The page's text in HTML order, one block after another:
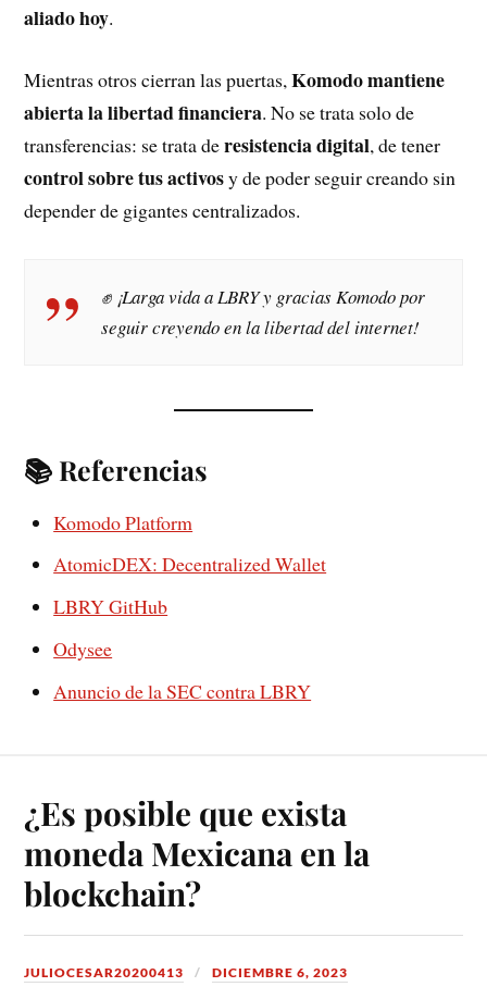
aliado hoy.
Mientras otros cierran las puertas,Komodo mantiene
abierta la libertad financiera. No se trata solo de
transferencias: se trata deresistencia digital, de tener
control sobre tus activosy de poder seguir creando sin
depender de gigantes centralizados.
✊ ¡Larga vida a LBRY y gracias Komodo por
seguir creyendo en la libertad del internet!
📚 Referencias
Komodo Platform
AtomicDEX: Decentralized Wallet
LBRY GitHub
Odysee
Anuncio de la SEC contra LBRY
¿Es posible que exista
moneda Mexicana en la
blockchain?
JULIOCESAR20200413 DICIEMBRE 6, 2023